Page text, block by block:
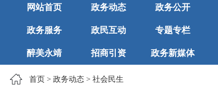
网站首页 政务动态 政务公开
政务服务 政民互动 专题专栏
醉美永靖 招商引资 政务新媒体
首页 > 政务动态 > 社会民生